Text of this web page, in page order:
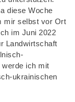
diese Woche
mir selbst vor Ort
im Juni 2022
Landwirtschaft
ich mit
ukrainischen